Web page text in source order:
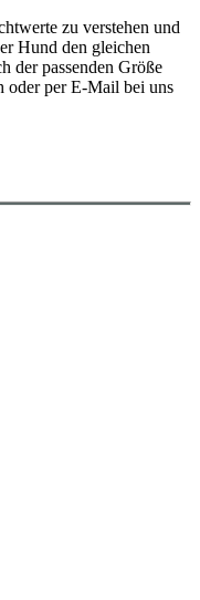
zu verstehen und
Hund den gleichen
der passenden Größe
oder per E-Mail bei uns